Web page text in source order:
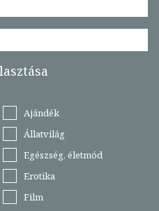
Ajándék
Állatvilág
Egészség, életmód
Erotika
Film